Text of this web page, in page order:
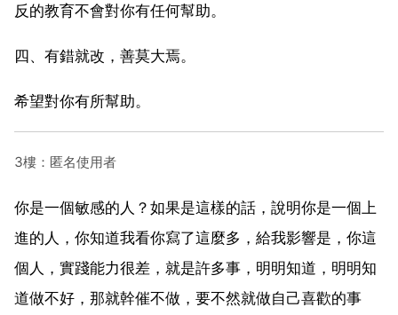
反的教育不會對你有任何幫助。
四、有錯就改，善莫大焉。
希望對你有所幫助。
3樓：匿名使用者
你是一個敏感的人？如果是這樣的話，說明你是一個上
進的人，你知道我看你寫了這麼多，給我影響是，你這
個人，實踐能力很差，就是許多事，明明知道，明明知
道做不好，那就幹催不做，要不然就做自己喜歡的事